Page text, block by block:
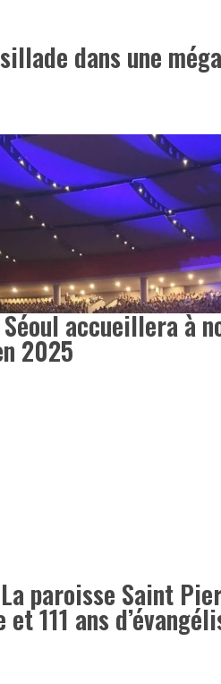
dans une
accueillera à
2025
paroisse Saint
et 111 ans